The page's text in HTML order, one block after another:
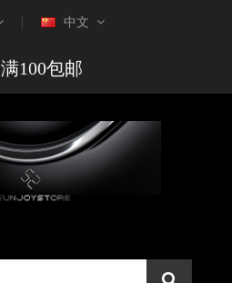
中文
满100包邮